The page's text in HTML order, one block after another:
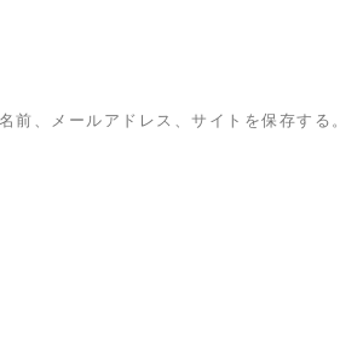
、メールアドレス、サイトを保存する。